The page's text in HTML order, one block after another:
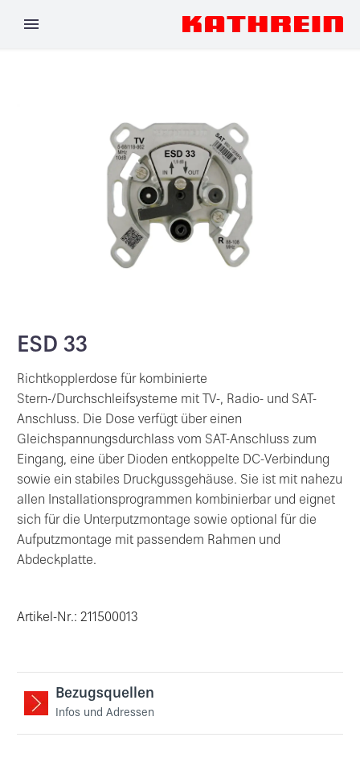
ESD 33
Richtkopplerdose für kombinierte
Stern-/Durchschleifsysteme mit TV-, Radio- und SAT-
Anschluss. Die Dose verfügt über einen
Gleichspannungsdurchlass vom SAT-Anschluss zum
Eingang, eine über Dioden entkoppelte DC-Verbindung
sowie ein stabiles Druckgussgehäuse. Sie ist mit nahezu
allen Installationsprogrammen kombinierbar und eignet
sich für die Unterputzmontage sowie optional für die
Aufputzmontage mit passendem Rahmen und
Abdeckplatte.
Artikel-Nr.: 211500013
Bezugsquellen
Infos und Adressen